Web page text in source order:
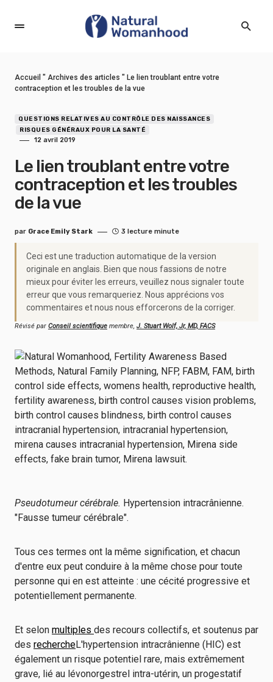
Accueil " Archives des articles " Le lien troublant entre votre
contraception et les troubles de la vue
QUESTIONS RELATIVES AU CONTRÔLE DES NAISSANCES
RISQUES GÉNÉRAUX POUR LA SANTÉ
12 avril 2019
Le lien troublant entre votre
contraception et les troubles
de la vue
par Grace Emily Stark 3 lecture minute
Ceci est une traduction automatique de la version
originale en anglais. Bien que nous fassions de notre
mieux pour éviter les erreurs, veuillez nous signaler toute
erreur que vous remarqueriez. Nous apprécions vos
commentaires et nous nous efforcerons de la corriger.
Révisé par Conseil scientifique membre, J. Stuart Wolf, Jr, MD, FACS
Pseudotumeur cérébrale. Hypertension intracrânienne.
"Fausse tumeur cérébrale".
Tous ces termes ont la même signification, et chacun
d'entre eux peut conduire à la même chose pour toute
personne qui en est atteinte : une cécité progressive et
potentiellement permanente.
Et selon multiples des recours collectifs, et soutenus par
des rechercheL'hypertension intracrânienne (HIC) est
également un risque potentiel rare, mais extrêmement
grave, lié au lévonorgestrel intra-utérin, un progestatif